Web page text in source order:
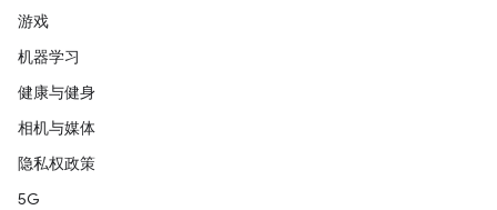
游戏
机器学习
健康与健身
相机与媒体
隐私权政策
5G